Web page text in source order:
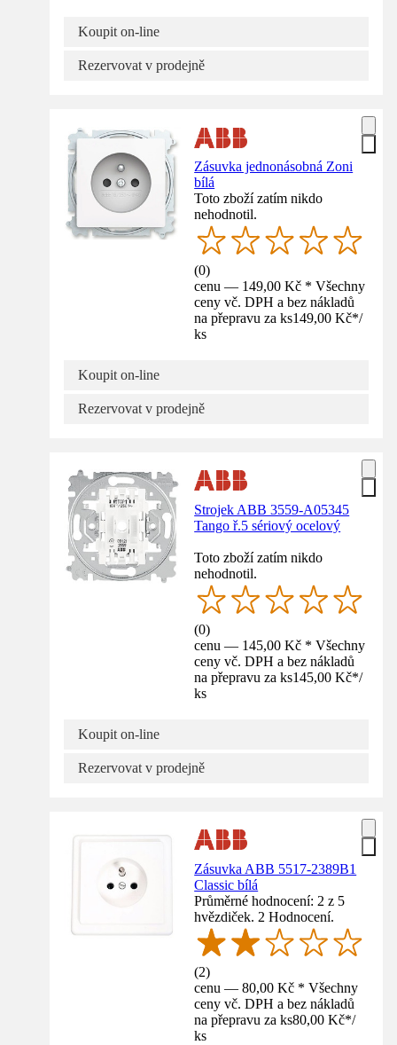
Koupit on-line
Rezervovat v prodejně
Zásuvka jednonásobná Zoni
bílá
Toto zboží zatím nikdo
nehodnotil.
(0)
cenu — 149,00 Kč * Všechny
ceny vč. DPH a bez nákladů
na přepravu za ks149,00 Kč*/
ks
Koupit on-line
Rezervovat v prodejně
Strojek ABB 3559-A05345
Tango ř.5 sériový ocelový
Toto zboží zatím nikdo
nehodnotil.
(0)
cenu — 145,00 Kč * Všechny
ceny vč. DPH a bez nákladů
na přepravu za ks145,00 Kč*/
ks
Koupit on-line
Rezervovat v prodejně
Zásuvka ABB 5517-2389B1
Classic bílá
Průměrné hodnocení: 2 z 5
hvězdiček. 2 Hodnocení.
(2)
cenu — 80,00 Kč * Všechny
ceny vč. DPH a bez nákladů
na přepravu za ks80,00 Kč*/
ks